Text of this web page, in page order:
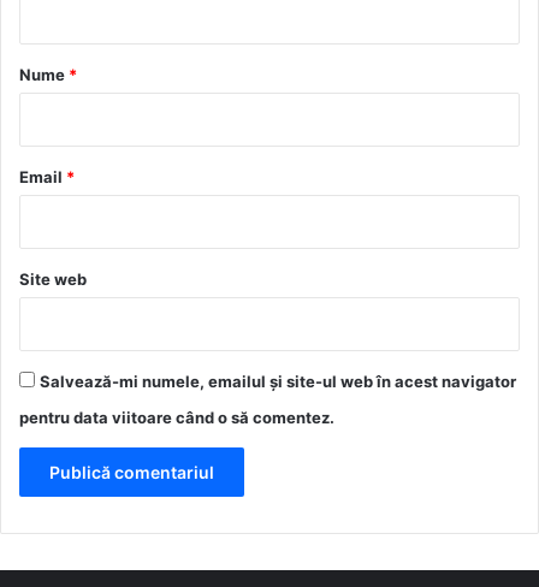
r
*
Nume *
Email *
Site web
Salvează-mi numele, emailul și site-ul web în acest navigator
pentru data viitoare când o să comentez.